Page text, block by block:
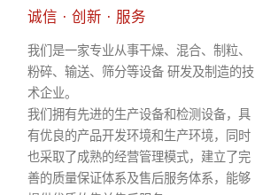
诚信 · 创新 · 服务
我们是一家专业从事干燥、混合、制粒、
粉碎、输送、筛分等设备 研发及制造的技
术企业。
我们拥有先进的生产设备和检测设备，具
有优良的产品开发环境和生产环境，同时
也采取了成熟的经营管理模式，建立了完
善的质量保证体系及售后服务体系，能够